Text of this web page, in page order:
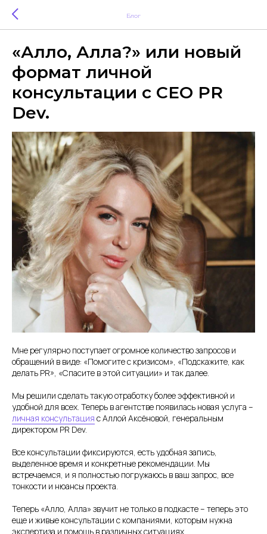
Блог
«Алло, Алла?» или новый
формат личной
консультации с CEO PR
Dev.
Мне регулярно поступает огромное количество запросов и
обращений в виде: «Помогите с кризисом», «Подскажите, как
делать PR», «Спасите в этой ситуации» и так далее.
Мы решили сделать такую отработку более эффективной и
удобной для всех. Теперь в агентстве появилась новая услуга –
личная консультация с Аллой Аксёновой, генеральным
директором PR Dev.
Все консультации фиксируются, есть удобная запись,
выделенное время и конкретные рекомендации. Мы
встречаемся, и я полностью погружаюсь в ваш запрос, все
тонкости и нюансы проекта.
Теперь «Алло, Алла» звучит не только в подкасте – теперь это
еще и живые консультации с компаниями, которым нужна
экспертиза и помощь в различных ситуациях.